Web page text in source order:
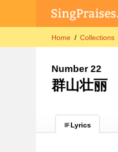
Home Collections
Number 22
群山壮丽
Lyrics